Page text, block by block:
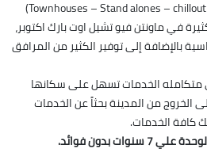
في ماونتن فيو تشيل اوت بارك اكتوبر،
بالإضافة إلى توفير الكثير من المرافق
الخدمات تسهل على سكانها
الخروج من المدينة بحثاً عن الخدمات
كافة الخدمات.